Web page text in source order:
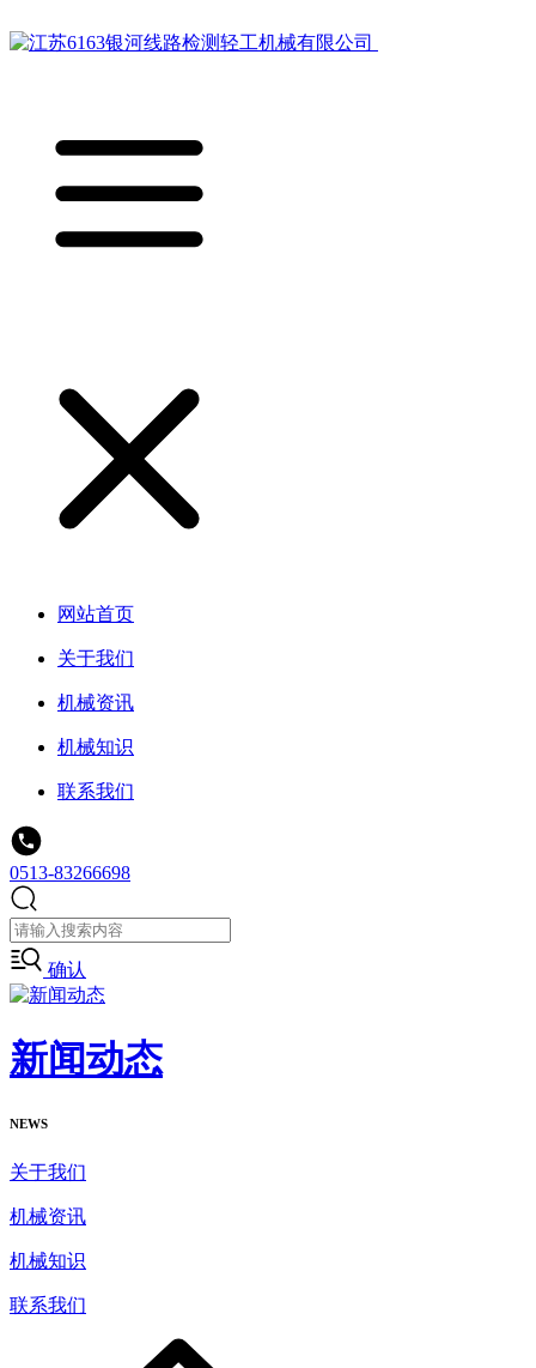
网站首页
关于我们
机械资讯
机械知识
联系我们
0513-83266698
确认
新闻动态
NEWS
关于我们
机械资讯
机械知识
联系我们